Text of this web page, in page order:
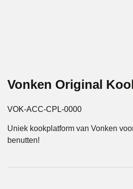
Vonken Original
VOK-ACC-CPL-0000
Uniek kookplatform van Vonken
benutten!